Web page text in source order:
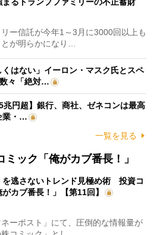
ー信託が今年1～3月に3000回以上も
が明らかになり…
くはない」イーロン・マスク氏とスペ
々「絶対…
兆円超】銀行、商社、ゼネコンは最高
業・…
一覧を見る
ック「俺がカブ番長！」
を逃さないトレンド見極め術 投資コ
がカブ番長！」【第11回】
ーポスト」にて、圧倒的な情報量が